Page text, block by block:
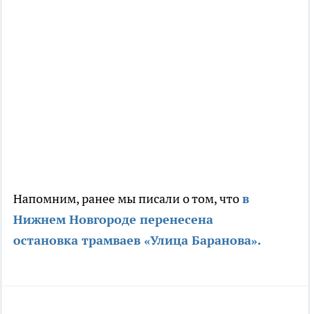
Напомним, ранее мы писали о том, чтов
Нижнем Новгороде перенесена
остановка трамваев «Улица Баранова».